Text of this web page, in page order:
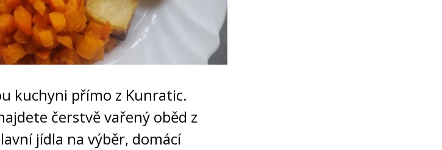
kuchyni přímo z Kunratic.
čerstvě vařený oběd z
jídla na výběr, domácí